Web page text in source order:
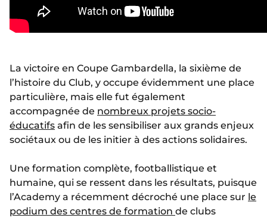
La victoire en Coupe Gambardella, la sixième de
l’histoire du Club, y occupe évidemment une place
particulière, mais elle fut également
accompagnée de nombreux projets socio-
éducatifs afin de les sensibiliser aux grands enjeux
sociétaux ou de les initier à des actions solidaires.
Une formation complète, footballistique et
humaine, qui se ressent dans les résultats, puisque
l’Academy a récemment décroché une place sur le
podium des centres de formation de clubs